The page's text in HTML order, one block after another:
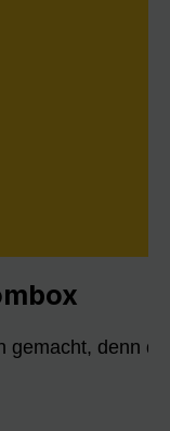
gemacht, denn